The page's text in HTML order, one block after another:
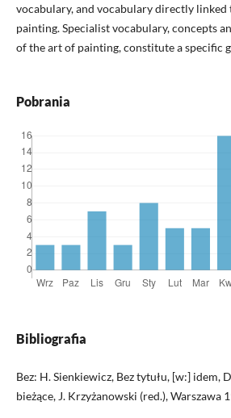
vocabulary, and vocabulary directly linked
painting. Specialist vocabulary, concepts
of the art of painting, constitute a specific
Pobrania
Bibliografia
Bez: H. Sienkiewicz, Bez tytułu, [w:] idem,
bieżące, J. Krzyżanowski (red.), Warszawa